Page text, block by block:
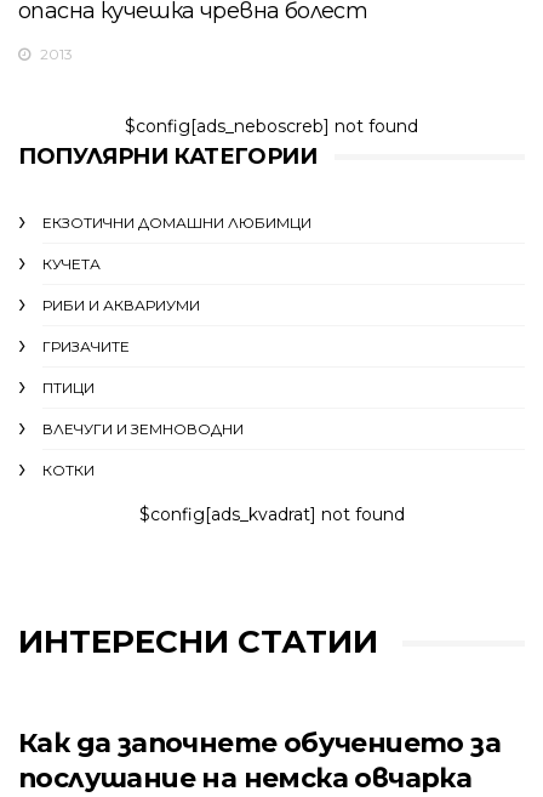
опасна кучешка чревна болест
2013
$config[ads_neboscreb] not found
ПОПУЛЯРНИ КАТЕГОРИИ
ЕКЗОТИЧНИ ДОМАШНИ ЛЮБИМЦИ
КУЧЕТА
РИБИ И АКВАРИУМИ
ГРИЗАЧИТЕ
ПТИЦИ
ВЛЕЧУГИ И ЗЕМНОВОДНИ
КОТКИ
$config[ads_kvadrat] not found
ИНТЕРЕСНИ СТАТИИ
Как да започнете обучението за
послушание на немска овчарка